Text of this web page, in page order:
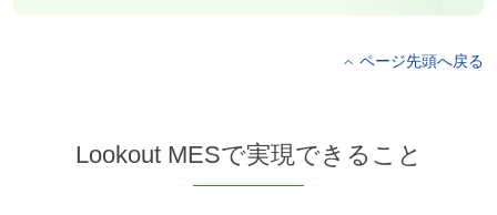
ページ先頭へ戻る
Lookout MESで実現できること